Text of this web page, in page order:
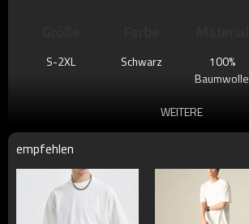
S-2XL Schwarz
100%
Baumwolle
WEITERE
empfehlen